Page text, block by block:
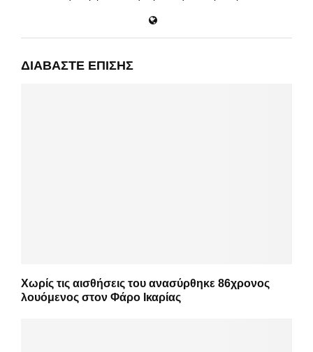
ΔΙΑΒΆΣΤΕ ΕΠΊΣΗΣ
Χωρίς τις αισθήσεις του ανασύρθηκε 86χρονος
λουόμενος στον Φάρο Ικαρίας